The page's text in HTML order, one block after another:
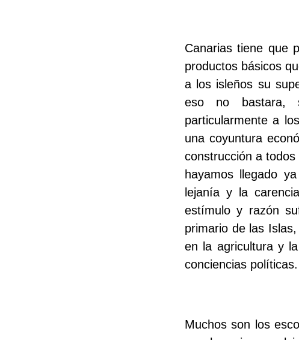
Canarias tiene que
productos básicos
a los isleños su
eso no bastara,
particularmente a
una coyuntura
construcción a
hayamos llegado
lejanía y la
estímulo y razón
primario de las
en la agricultura y
conciencias políticas.
Muchos son los